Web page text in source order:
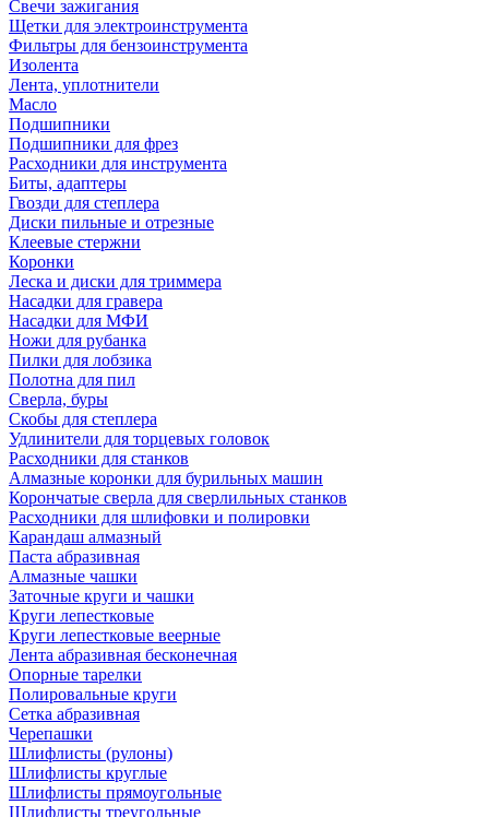
Свечи зажигания
Щетки для электроинструмента
Фильтры для бензоинструмента
Изолента
Лента, уплотнители
Масло
Подшипники
Подшипники для фрез
Расходники для инструмента
Биты, адаптеры
Гвозди для степлера
Диски пильные и отрезные
Клеевые стержни
Коронки
Леска и диски для триммера
Насадки для гравера
Насадки для МФИ
Ножи для рубанка
Пилки для лобзика
Полотна для пил
Сверла, буры
Скобы для степлера
Удлинители для торцевых головок
Расходники для станков
Алмазные коронки для бурильных машин
Корончатые сверла для сверлильных станков
Расходники для шлифовки и полировки
Карандаш алмазный
Паста абразивная
Алмазные чашки
Заточные круги и чашки
Круги лепестковые
Круги лепестковые веерные
Лента абразивная бесконечная
Опорные тарелки
Полировальные круги
Сетка абразивная
Черепашки
Шлифлисты (рулоны)
Шлифлисты круглые
Шлифлисты прямоугольные
Шлифлисты треугольные